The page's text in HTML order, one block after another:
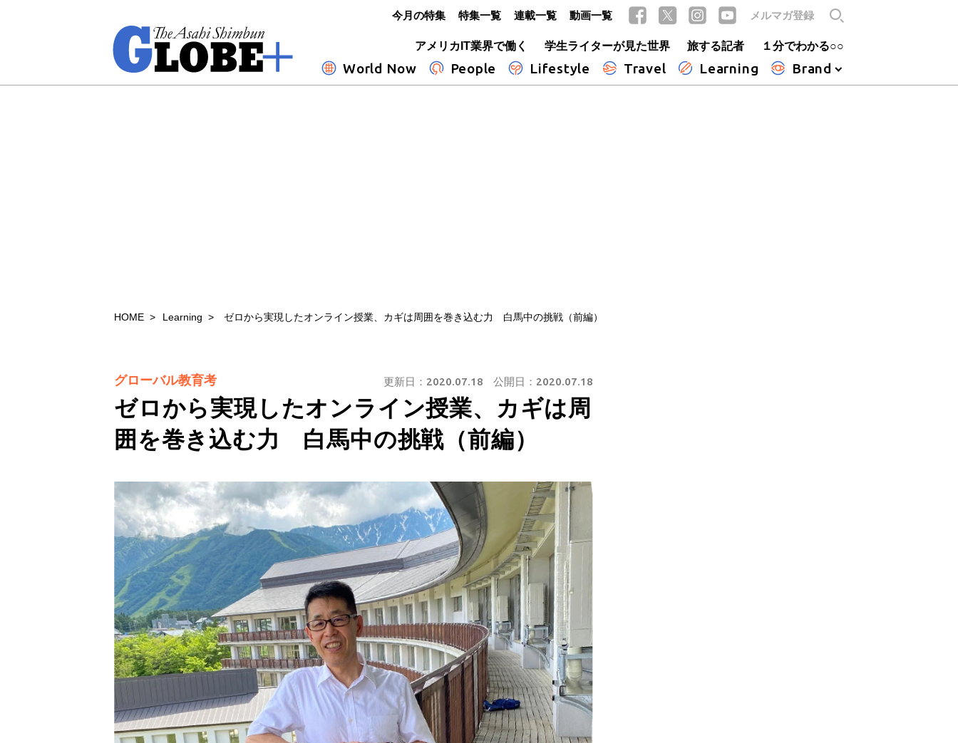
アメリカIT業界で働く
学生ライターが見た世界 旅する記者 １分でわかる○○
World Now People Lifestyle Travel Learning Brand
今月の特集 特集一覧 連載一覧 動画一覧 メルマガ登録
HOME Learning ゼロから実現したオンライン授業、カギは周囲を巻き込む力 白馬中の挑戦（前編）
ゼロから実現したオンライン授業、カギは周
囲を巻き込む力 白馬中の挑戦（前編）
グローバル教育考 更新日： 2020.07.18 公開日： 2020.07.18